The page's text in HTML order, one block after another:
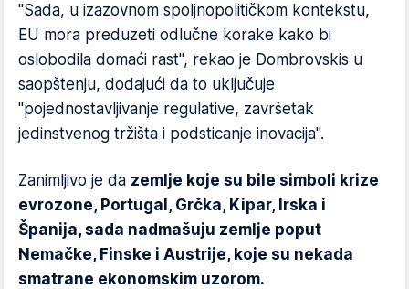
"Sada, u izazovnom spoljnopolitičkom kontekstu,
EU mora preduzeti odlučne korake kako bi
oslobodila domaći rast", rekao je Dombrovskis u
saopštenju, dodajući da to uključuje
"pojednostavljivanje regulative, završetak
jedinstvenog tržišta i podsticanje inovacija".
Zanimljivo je da zemlje koje su bile simboli krize
evrozone, Portugal, Grčka, Kipar, Irska i
Španija, sada nadmašuju zemlje poput
Nemačke, Finske i Austrije, koje su nekada
smatrane ekonomskim uzorom.